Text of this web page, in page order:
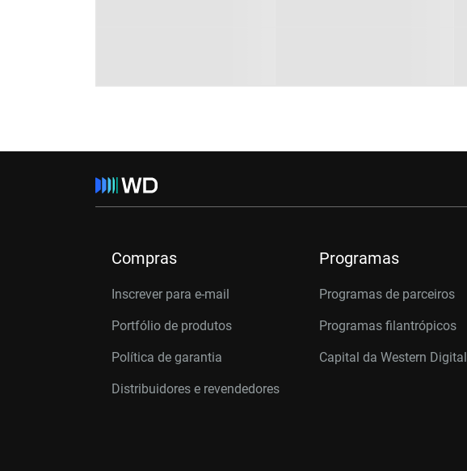
Compras
Inscrever para e-mail
Portfólio de produtos
Política de garantia
Distribuidores e revendedores
Programas
Programas de parceiros
Programas filantrópicos
Capital da Western Digital